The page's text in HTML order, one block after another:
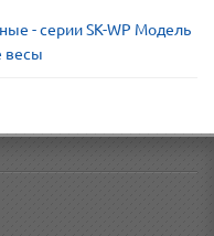
- серии SK-WP Модель
весы